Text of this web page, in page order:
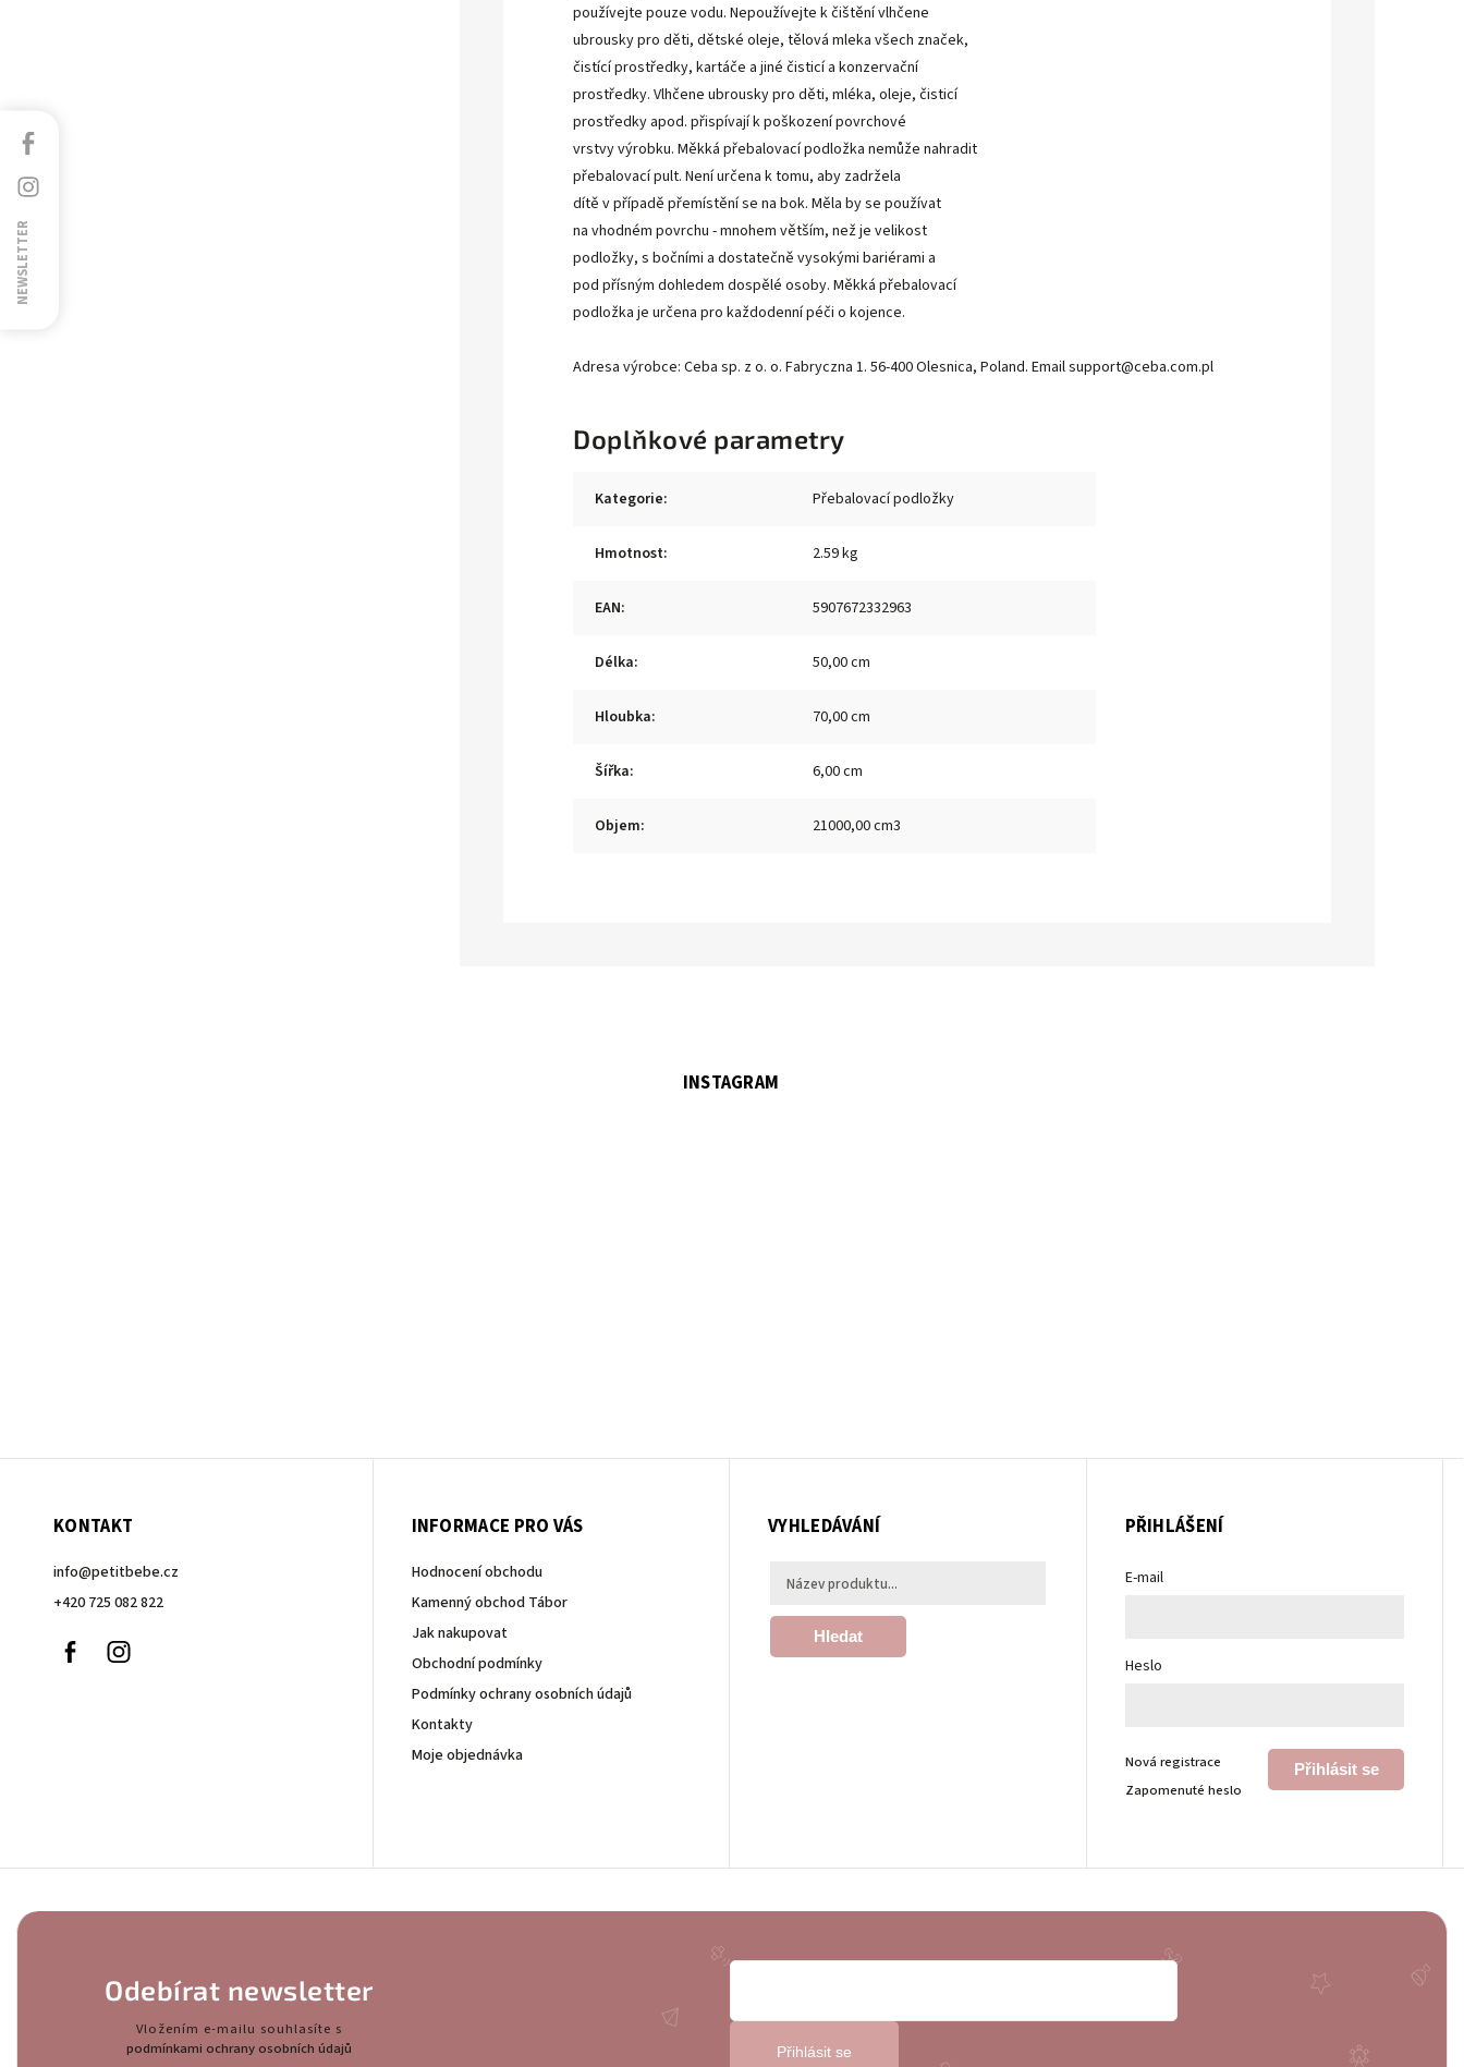
používejte pouze vodu. Nepoužívejte k čištění vlhčene
ubrousky pro děti, dětské oleje, tělová mleka všech značek,
čistící prostředky, kartáče a jiné čisticí a konzervační
prostředky. Vlhčene ubrousky pro děti, mléka, oleje, čisticí
prostředky apod. přispívají k poškození povrchové
vrstvy výrobku. Měkká přebalovací podložka nemůže nahradit
přebalovací pult. Není určena k tomu, aby zadržela
dítě v případě přemístění se na bok. Měla by se používat
na vhodném povrchu - mnohem větším, než je velikost
podložky, s bočními a dostatečně vysokými bariérami a
pod přísným dohledem dospělé osoby. Měkká přebalovací
podložka je určena pro každodenní péči o kojence.
Adresa výrobce: Ceba sp. z o. o. Fabryczna 1. 56-400 Olesnica, Poland. Email support@ceba.com.pl
Doplňkové parametry
Kategorie: Přebalovací podložky
Hmotnost: 2.59 kg
EAN: 5907672332963
Délka: 50,00 cm
Hloubka: 70,00 cm
Šířka: 6,00 cm
Objem: 21000,00 cm3
KONTAKT
info@petitbebe.cz
+420 725 082 822
Facebook
INFORMACE PRO VÁS
Hodnocení obchodu
Kamenný obchod Tábor
Jak nakupovat
Obchodní podmínky
Podmínky ochrany osobních údajů
Kontakty
Moje objednávka
VYHLEDÁVÁNÍ
Hledat
PŘIHLÁŠENÍ
E-mail
Heslo
Přihlásit se
Nová registrace
Zapomenuté heslo
INSTAGRAM
Odebírat newsletter
Vložením e-mailu souhlasíte s
podmínkami ochrany osobních údajů
Přihlásit se
NEWSLETTER